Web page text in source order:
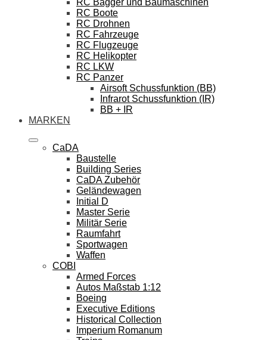
RC Bagger und Baumaschinen
RC Boote
RC Drohnen
RC Fahrzeuge
RC Flugzeuge
RC Helikopter
RC LKW
RC Panzer
Airsoft Schussfunktion (BB)
Infrarot Schussfunktion (IR)
BB + IR
MARKEN
CaDA
Baustelle
Building Series
CaDA Zubehör
Geländewagen
Initial D
Master Serie
Militär Serie
Raumfahrt
Sportwagen
Waffen
COBI
Armed Forces
Autos Maßstab 1:12
Boeing
Executive Editions
Historical Collection
Imperium Romanum